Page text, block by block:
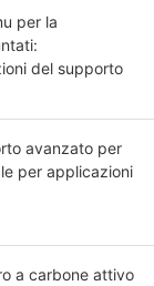
per la
del supporto
avanzato per
per applicazioni
a carbone attivo